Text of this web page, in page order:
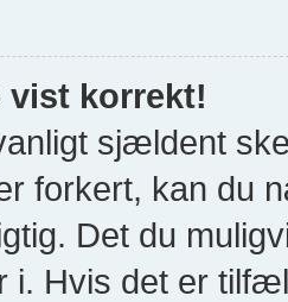
vist korrekt!
sjældent
forkert, kan du
Det du
i. Hvis det er